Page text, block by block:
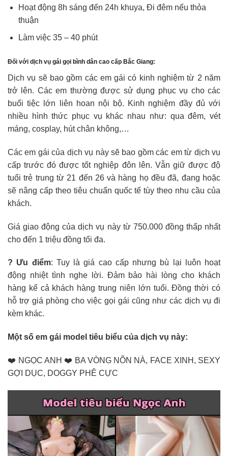
Hoạt động 8h sáng đến 24h khuya, Đi đêm nếu thỏa
thuận
Làm việc 35 – 40 phút
Đối với dịch vụ gái gọi bình dân cao cấp Bắc Giang:
Dịch vụ sẽ bao gồm các em gái có kinh nghiệm từ 2 năm
trở lên. Các em thường được sử dụng phục vụ cho các
buổi tiệc lớn liên hoan nội bộ. Kinh nghiệm đầy đủ với
nhiều hình thức phục vụ khác nhau như: qua đêm, vét
máng, cosplay, hút chân không,…
Các em gái của dịch vụ này sẽ bao gồm các em từ dịch vụ
cấp trước đó được tốt nghiệp đôn lên. Vẫn giữ được độ
tuổi trẻ trung từ 21 đến 26 và hàng họ đều đã, đang hoặc
sẽ nâng cấp theo tiêu chuẩn quốc tế tùy theo nhu cầu của
khách.
Giá giao động của dịch vụ này từ 750.000 đồng thấp nhất
cho đến 1 triệu đồng tối đa.
? Ưu điểm: Tuy là giá cao cấp nhưng bù lại luôn hoạt
động nhiệt tình nghe lời. Đảm bảo hài lòng cho khách
hàng kể cả khách hàng trung niên lớn tuổi. Đồng thời có
hỗ trợ giá phòng cho việc gọi gái cũng như các dịch vụ đi
kèm khác.
Một số em gái model tiêu biểu của dịch vụ này:
❤️ NGỌC ANH ❤️ BA VÒNG NÕN NÀ, FACE XINH, SEXY
GỢI DỤC, DOGGY PHÊ CỰC